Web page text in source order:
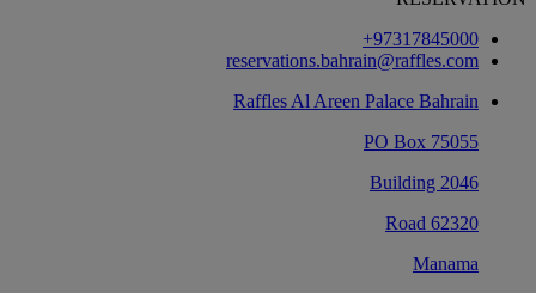
‎+97317845000‏
reservations.bahrain@raffles.com
Raffles Al Areen Palace Bahrain
PO Box 75055
Building 2046
Road 62320
Manama